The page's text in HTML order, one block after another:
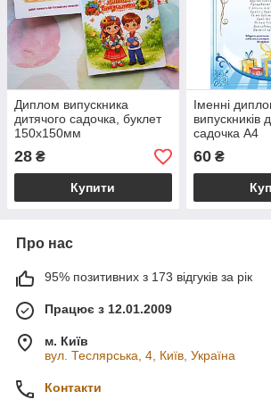
Диплом випускника
дитячого садочка, буклет
150х150мм
28 ₴
Купити
Іменні
випускників
садочка А4
60₴
Про нас
95% позитивних з 173 відгуків за рік
Працює з 12.01.2009
м. Київ
вул. Теслярська, 4, Київ, Україна
Контакти